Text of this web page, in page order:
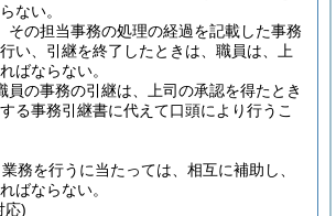
ない。
その担当事務の処理の経過を記載した事務
い、引継を終了したときは、職員は、上
ばならない。
員の事務の引継は、上司の承認を得たとき
る事務引継書に代えて口頭により行うこ
務を行うに当たっては、相互に補助し、
ばならない。
応)